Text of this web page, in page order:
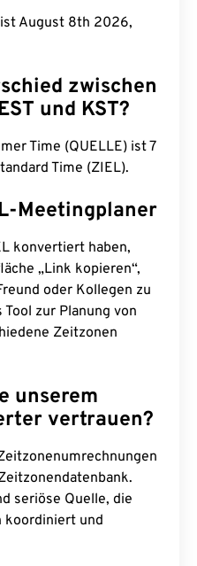
August 8th 2026,
zwischen
und KST?
Time (QUELLE) ist 7
Time (ZIEL).
Meetingplaner
konvertiert haben,
„Link kopieren“,
oder Kollegen zu
zur Planung von
Zeitzonen
unserem
vertrauen?
seriöse Quelle, die
koordiniert und